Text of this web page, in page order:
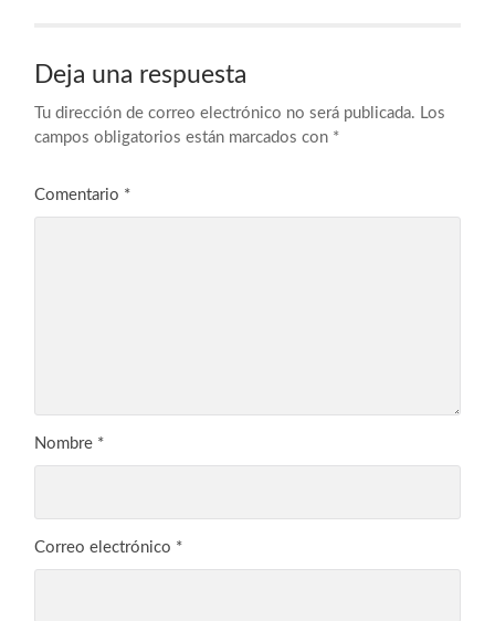
Deja una respuesta
Tu dirección de correo electrónico no será publicada. Los
campos obligatorios están marcados con *
Comentario *
Nombre *
Correo electrónico *